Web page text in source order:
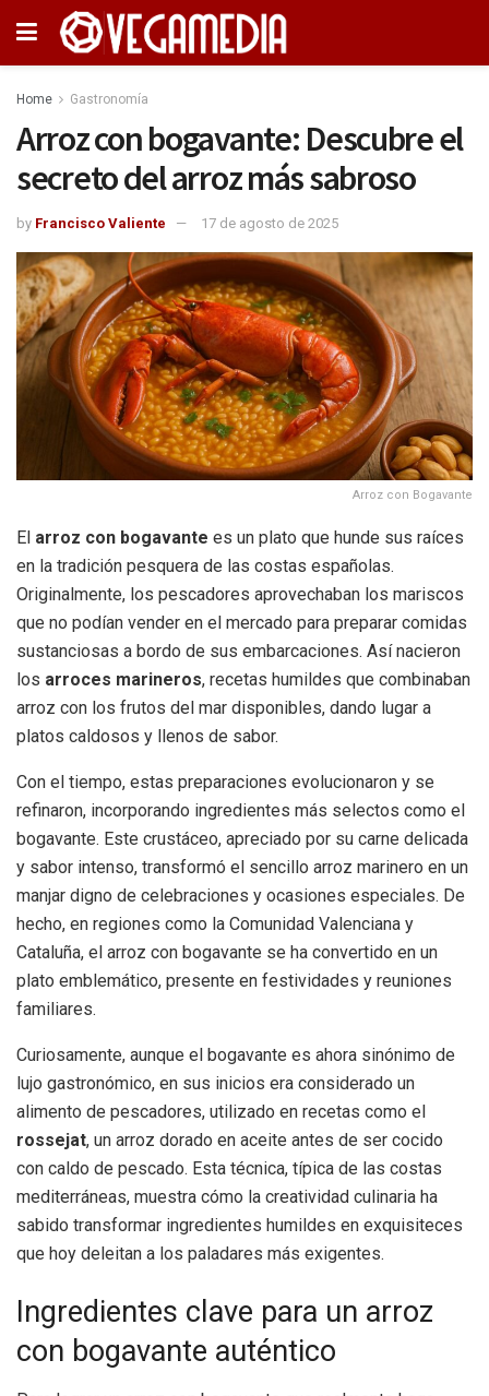
Home Gastronomía
Arroz con bogavante: Descubre el
secreto del arroz más sabroso
by Francisco Valiente 17 de agosto de 2025
Arroz con Bogavante
El arroz con bogavante es un plato que hunde sus raíces
en la tradición pesquera de las costas españolas.
Originalmente, los pescadores aprovechaban los mariscos
que no podían vender en el mercado para preparar comidas
sustanciosas a bordo de sus embarcaciones. Así nacieron
los arroces marineros, recetas humildes que combinaban
arroz con los frutos del mar disponibles, dando lugar a
platos caldosos y llenos de sabor.
Con el tiempo, estas preparaciones evolucionaron y se
refinaron, incorporando ingredientes más selectos como el
bogavante. Este crustáceo, apreciado por su carne delicada
y sabor intenso, transformó el sencillo arroz marinero en un
manjar digno de celebraciones y ocasiones especiales. De
hecho, en regiones como la Comunidad Valenciana y
Cataluña, el arroz con bogavante se ha convertido en un
plato emblemático, presente en festividades y reuniones
familiares.
Curiosamente, aunque el bogavante es ahora sinónimo de
lujo gastronómico, en sus inicios era considerado un
alimento de pescadores, utilizado en recetas como el
rossejat, un arroz dorado en aceite antes de ser cocido
con caldo de pescado. Esta técnica, típica de las costas
mediterráneas, muestra cómo la creatividad culinaria ha
sabido transformar ingredientes humildes en exquisiteces
que hoy deleitan a los paladares más exigentes.
Ingredientes clave para un arroz
con bogavante auténtico